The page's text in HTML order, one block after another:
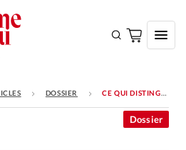
S'ABONNERDOSSIER CE QUI DISTINGUE LES ÉVANGÉLIQUES DES CATHOLIQUES
Dossier